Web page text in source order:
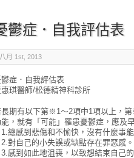
鬱症．自我評估表
八月 1st, 2013
症．自我評估表
琪醫師/松德精神科診所
期有以下第※1～2項中1項以上，
，就有「可能」罹患憂鬱症，應及
總感到悲傷和不愉快，沒有什麼事
對自己的小失誤或缺點存在罪惡感
感到如此地沮喪，以致想結束自己